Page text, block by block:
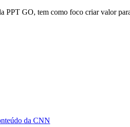
GO, tem como foco criar valor
da CNN